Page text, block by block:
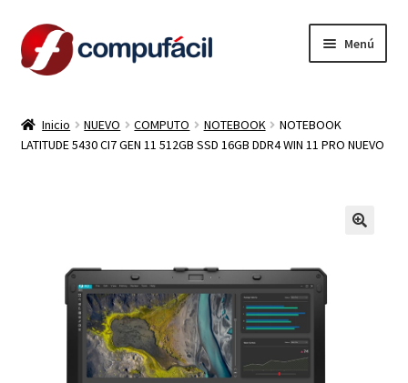
Ir
a
Ir
al
contenido
Menú
ARMA TU COMBO
el
LIQUIDACION
MI CUENTA
Inicio NUEVO COMPUTO NOTEBOOK
NOTEBOOK
LATITUDE 5430 CI7 GEN 11 512GB SSD 16GB DDR4 WIN 11 PRO NUEVO